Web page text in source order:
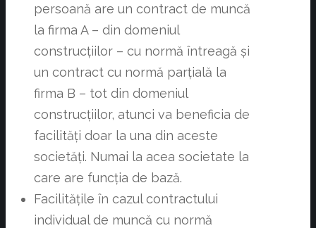
persoană are un contract de muncă
la firma A – din domeniul
construcțiilor – cu normă întreagă și
un contract cu normă parțială la
firma B – tot din domeniul
construcțiilor, atunci va beneficia de
facilități doar la una din aceste
societăți. Numai la acea societate la
care are funcția de bază.
Facilitățile în cazul contractului
individual de muncă cu normă